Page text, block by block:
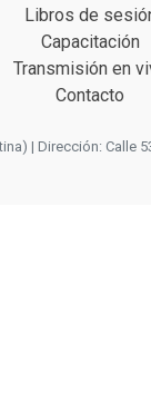
Libros de
Capacitación
Transmisión en
Contacto
| Dirección: Calle